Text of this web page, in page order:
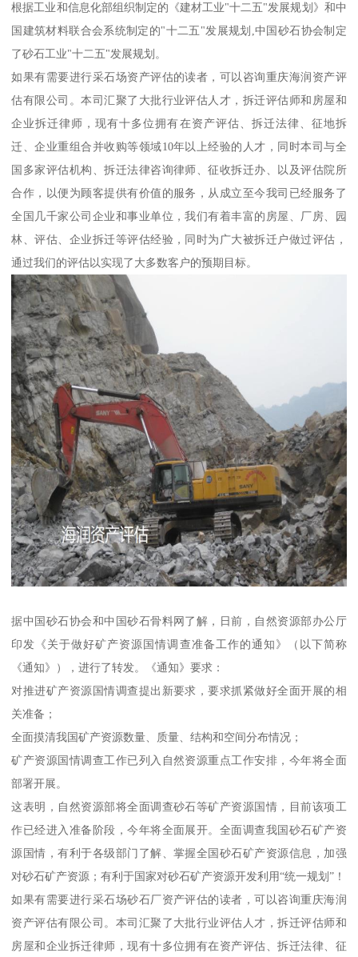
根据工业和信息化部组织制定的《建材工业"十二五"发展规划》和中
国建筑材料联合会系统制定的"十二五"发展规划,中国砂石协会制定
了砂石工业"十二五"发展规划。
如果有需要进行采石场资产评估的读者，可以咨询重庆海润资产评
估有限公司。本司汇聚了大批行业评估人才，拆迁评估师和房屋和
企业拆迁律师，现有十多位拥有在资产评估、拆迁法律、征地拆
迁、企业重组合并收购等领域10年以上经验的人才，同时本司与全
国多家评估机构、拆迁法律咨询律师、征收拆迁办、以及评估院所
合作，以便为顾客提供有价值的服务，从成立至今我司已经服务了
全国几千家公司企业和事业单位，我们有着丰富的房屋、厂房、园
林、评估、企业拆迁等评估经验，同时为广大被拆迁户做过评估，
通过我们的评估以实现了大多数客户的预期目标。
据中国砂石协会和中国砂石骨料网了解，日前，自然资源部办公厅
印发《关于做好矿产资源国情调查准备工作的通知》（以下简称
《通知》），进行了转发。《通知》要求：
对推进矿产资源国情调查提出新要求，要求抓紧做好全面开展的相
关准备；
全面摸清我国矿产资源数量、质量、结构和空间分布情况；
矿产资源国情调查工作已列入自然资源重点工作安排，今年将全面
部署开展。
这表明，自然资源部将全面调查砂石等矿产资源国情，目前该项工
作已经进入准备阶段，今年将全面展开。全面调查我国砂石矿产资
源国情，有利于各级部门了解、掌握全国砂石矿产资源信息，加强
对砂石矿产资源；有利于国家对砂石矿产资源开发利用“统一规划”！
如果有需要进行采石场砂石厂资产评估的读者，可以咨询重庆海润
资产评估有限公司。本司汇聚了大批行业评估人才，拆迁评估师和
房屋和企业拆迁律师，现有十多位拥有在资产评估、拆迁法律、征